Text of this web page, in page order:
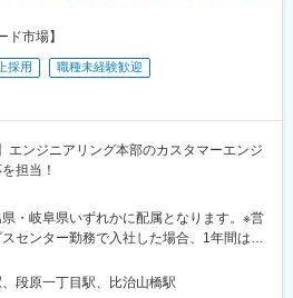
様々な施策の立案・実行をお任せしま
ントを取ることで定時にはスムーズに帰
。
だんに使った注文住宅をお手ごろな価格で
だいております。競合他社と比べ価格品
棟ほど。10棟売ることができればエース級
年目時点でご契約をいただいており、若
すい商品設計となっております。
市場】
採用
職種未経験歓迎
エンジニアリング本部のカスタマーエンジ
担当！
県・岐阜県いずれかに配属となります。※営
センター勤務で入社した場合、1年間は近
合あり※全国転勤あり※敷地内全面禁煙※
直行直帰も可能です。■中国支店広島県広
段原一丁目駅、比治山橋駅